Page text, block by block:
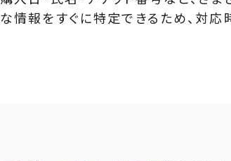
な情報をすぐに特定できるため、対